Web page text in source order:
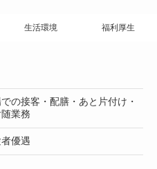
生活環境 福利厚生
の接客・配膳・あと片付け・
業務
優遇